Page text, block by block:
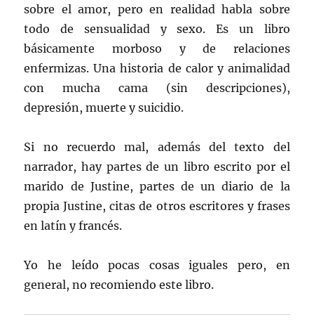
sobre el amor, pero en realidad habla sobre
todo de sensualidad y sexo. Es un libro
básicamente morboso y de relaciones
enfermizas. Una historia de calor y animalidad
con mucha cama (sin descripciones),
depresión, muerte y suicidio.
Si no recuerdo mal, además del texto del
narrador, hay partes de un libro escrito por el
marido de Justine, partes de un diario de la
propia Justine, citas de otros escritores y frases
en latín y francés.
Yo he leído pocas cosas iguales pero, en
general, no recomiendo este libro.